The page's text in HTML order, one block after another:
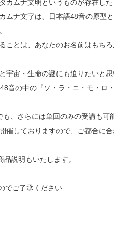
カムナ文明というものが存在した
ムナ文字は、日本語48音の原型
ことは、あなたのお名前はもち
宙・生命の謎にも迫りたいと思
音の中の『ソ・ラ・ニ・モ・ロ
、さらには単回のみの受講も可
催しておりますので、ご都合に
説明もいたします。
でご了承ください